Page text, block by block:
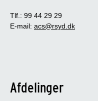
Tlf.: 99 44 29 29
E-mail: acs@rsyd.dk
Afdelinger